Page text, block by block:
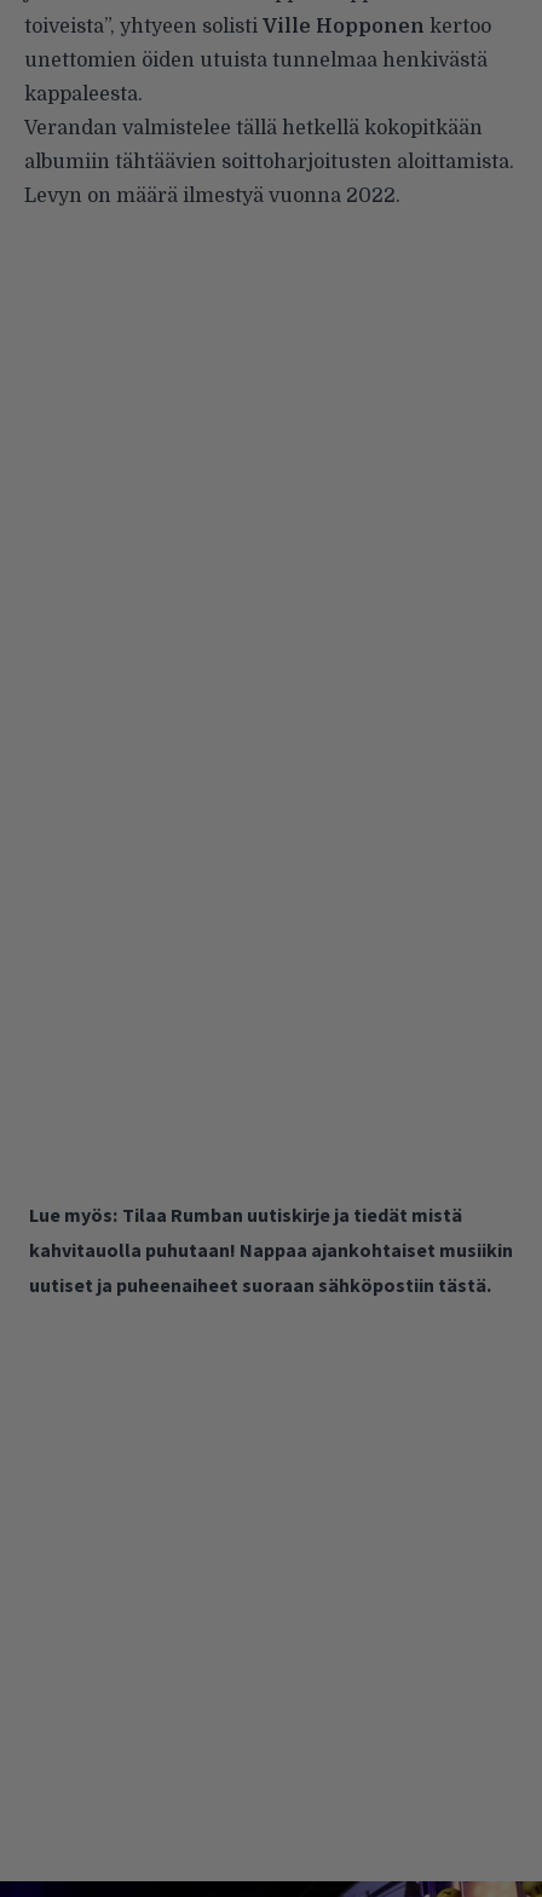
toiveista”, yhtyeen solisti Ville Hopponen kertoo
unettomien öiden utuista tunnelmaa henkivästä
kappaleesta.
Verandan valmistelee tällä hetkellä kokopitkään
albumiin tähtäävien soittoharjoitusten aloittamista.
Levyn on määrä ilmestyä vuonna 2022.
Lue myös: Tilaa Rumban uutiskirje ja tiedät mistä
kahvitauolla puhutaan! Nappaa ajankohtaiset musiikin
uutiset ja puheenaiheet suoraan sähköpostiin tästä.